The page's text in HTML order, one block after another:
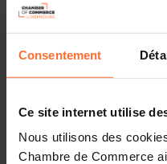
Consentement
Ce site internet utilise
Nous utilisons des
Chambre de Commerce